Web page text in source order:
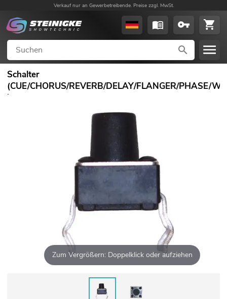
Verkauf nur an Gewerbetreibende. Preise zzgl. MwSt.
Schalter
(CUE/CHORUS/REVERB/DELAY/FLANGER/PHASE/
PM-202FX
Zum Vergrößern: Doppelklick oder aufziehen